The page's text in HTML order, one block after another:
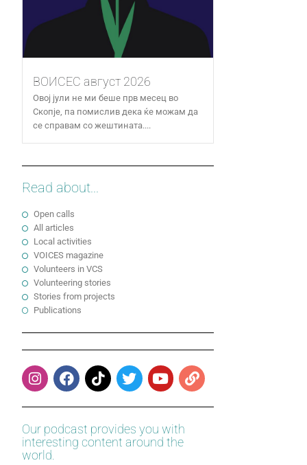
ВОИСЕС август 2026
Овој јули не ми беше прв месец во
Скопје, па помислив дека ќе можам да
се справам со жештината....
Read about...
Open calls
All articles
Local activities
VOICES magazine
Volunteers in VCS
Volunteering stories
Stories from projects
Publications
Our podcast provides you with
interesting content around the
world.